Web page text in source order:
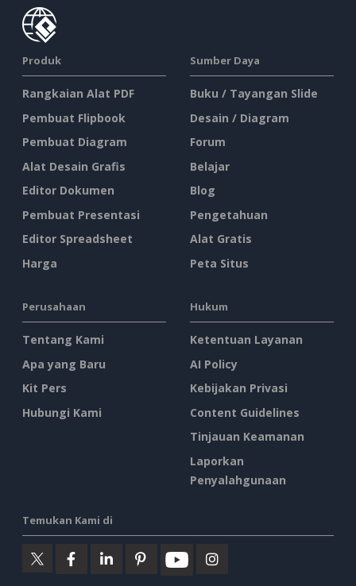
Produk
Rangkaian Alat PDF
Pembuat Flipbook
Pembuat Diagram
Alat Desain Grafis
Editor Dokumen
Pembuat Presentasi
Editor Spreadsheet
Harga
Sumber Daya
Buku / Tayangan Slide
Desain / Diagram
Forum
Belajar
Blog
Pengetahuan
Alat Gratis
Peta Situs
Perusahaan
Tentang Kami
Apa yang Baru
Kit Pers
Hubungi Kami
Hukum
Ketentuan Layanan
AI Policy
Kebijakan Privasi
Content Guidelines
Tinjauan Keamanan
Laporkan
Penyalahgunaan
Temukan Kami di